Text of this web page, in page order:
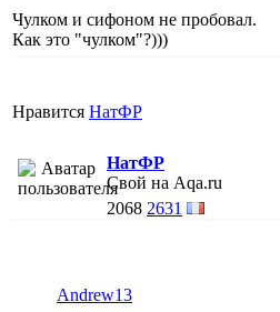
Чулком и сифоном не пробовал.
Как это "чулком"?)))
Нравится НатФР
НатФР
Свой на Aqa.ru
2068 2631
Andrew13